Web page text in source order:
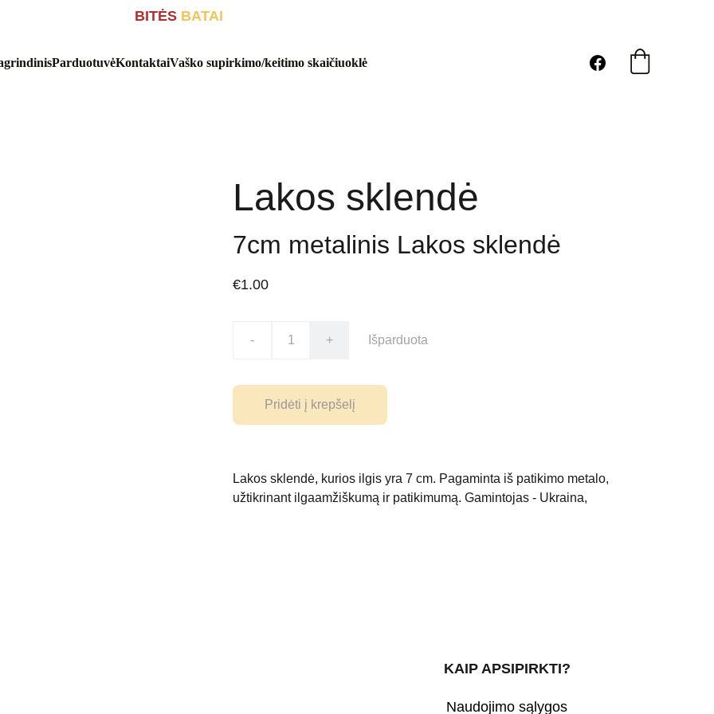
BITĖS BATAI
ParduotuvėKontaktaiVaško supirkimo/keitimo skaičiuoklė
Lakos sklendė
7cm metalinis Lakos sklendė
€1.00
- + Išparduota
Pridėti į krepšelį
Lakos sklendė, kurios ilgis yra 7 cm. Pagaminta iš patikimo metalo,
užtikrinant ilgaamžiškumą ir patikimumą. Gamintojas - Ukraina,
KAIP APSIPIRKTI?
Naudojimo sąlygos